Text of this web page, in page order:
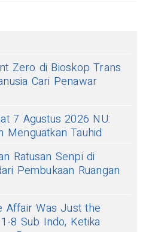
Zero di Bioskop Trans
Cari Penawar
7 Agustus 2026 NU:
Menguatkan Tauhid
Ratusan Senpi di
Pembukaan Ruangan
Affair Was Just the
8 Sub Indo, Ketika